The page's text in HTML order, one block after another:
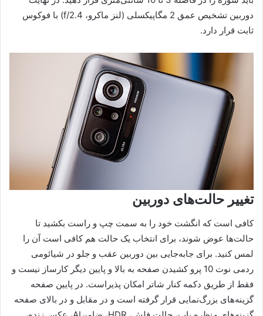
دوربین تشخیص عمق 2 مگاپیکسلی (لنز ماکرو، f/2.4) با فوکوس
ثابت قرار دارد.
تغییر حالت‌های دوربین
کافی است که انگشت خود را به سمت چپ و راست بکشید تا
حالت‌ها عوض شوند، برای انتخاب یک حالت هم کافی است آن را
لمس کنید. برای جابه‌جایی بین دوربین عقب و جلو در شیائومی
ردمی نوت 10 پرو کشیدن صفحه به بالا و پایین دیگر کارساز نیست و
فقط از طریق دکمه کنار شاتر امکان پذیراست. در پایین صفحه
گزینه‌های بزرگ‌نمایی قرار گرفته است و در مقابل و در بالای صفحه